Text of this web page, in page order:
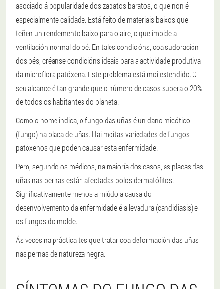
asociado á popularidade dos zapatos baratos, o que non é
especialmente calidade. Está feito de materiais baixos que
teñen un rendemento baixo para o aire, o que impide a
ventilación normal do pé. En tales condicións, coa sudoración
dos pés, créanse condicións ideais para a actividade produtiva
da microflora patóxena. Este problema está moi estendido. O
seu alcance é tan grande que o número de casos supera o 20%
de todos os habitantes do planeta.
Como o nome indica, o fungo das uñas é un dano micótico
(fungo) na placa de uñas. Hai moitas variedades de fungos
patóxenos que poden causar esta enfermidade.
Pero, segundo os médicos, na maioría dos casos, as placas das
uñas nas pernas están afectadas polos dermatófitos.
Significativamente menos a miúdo a causa do
desenvolvemento da enfermidade é a levadura (candidiasis) e
os fungos do molde.
Ás veces na práctica tes que tratar coa deformación das uñas
nas pernas de natureza negra.